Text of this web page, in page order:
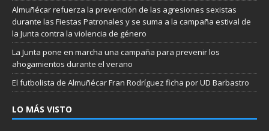
Almuñécar refuerza la prevención de las agresiones sexistas
durante las Fiestas Patronales y se suma a la campaña estival de
la Junta contra la violencia de género
La Junta pone en marcha una campaña para prevenir los
ahogamientos durante el verano
El futbolista de Almuñécar Fran Rodríguez ficha por UD Barbastro
LO MÁS VISTO